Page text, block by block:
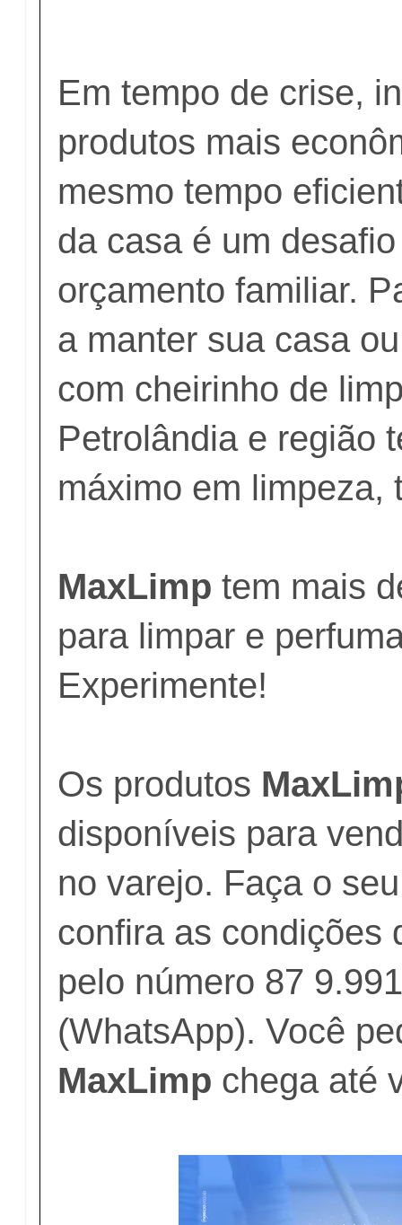
Em tempo de crise,
produtos mais
mesmo tempo
da casa é um
orçamento familiar.
a manter sua casa
com cheirinho de
Petrolândia e região
máximo em limpeza,
MaxLimptem mais
para limpar e
Experimente!
Os produtos
disponíveis para
no varejo. Faça o
confira as condições
pelo número 87
(WhatsApp). Você
MaxLimp chega até